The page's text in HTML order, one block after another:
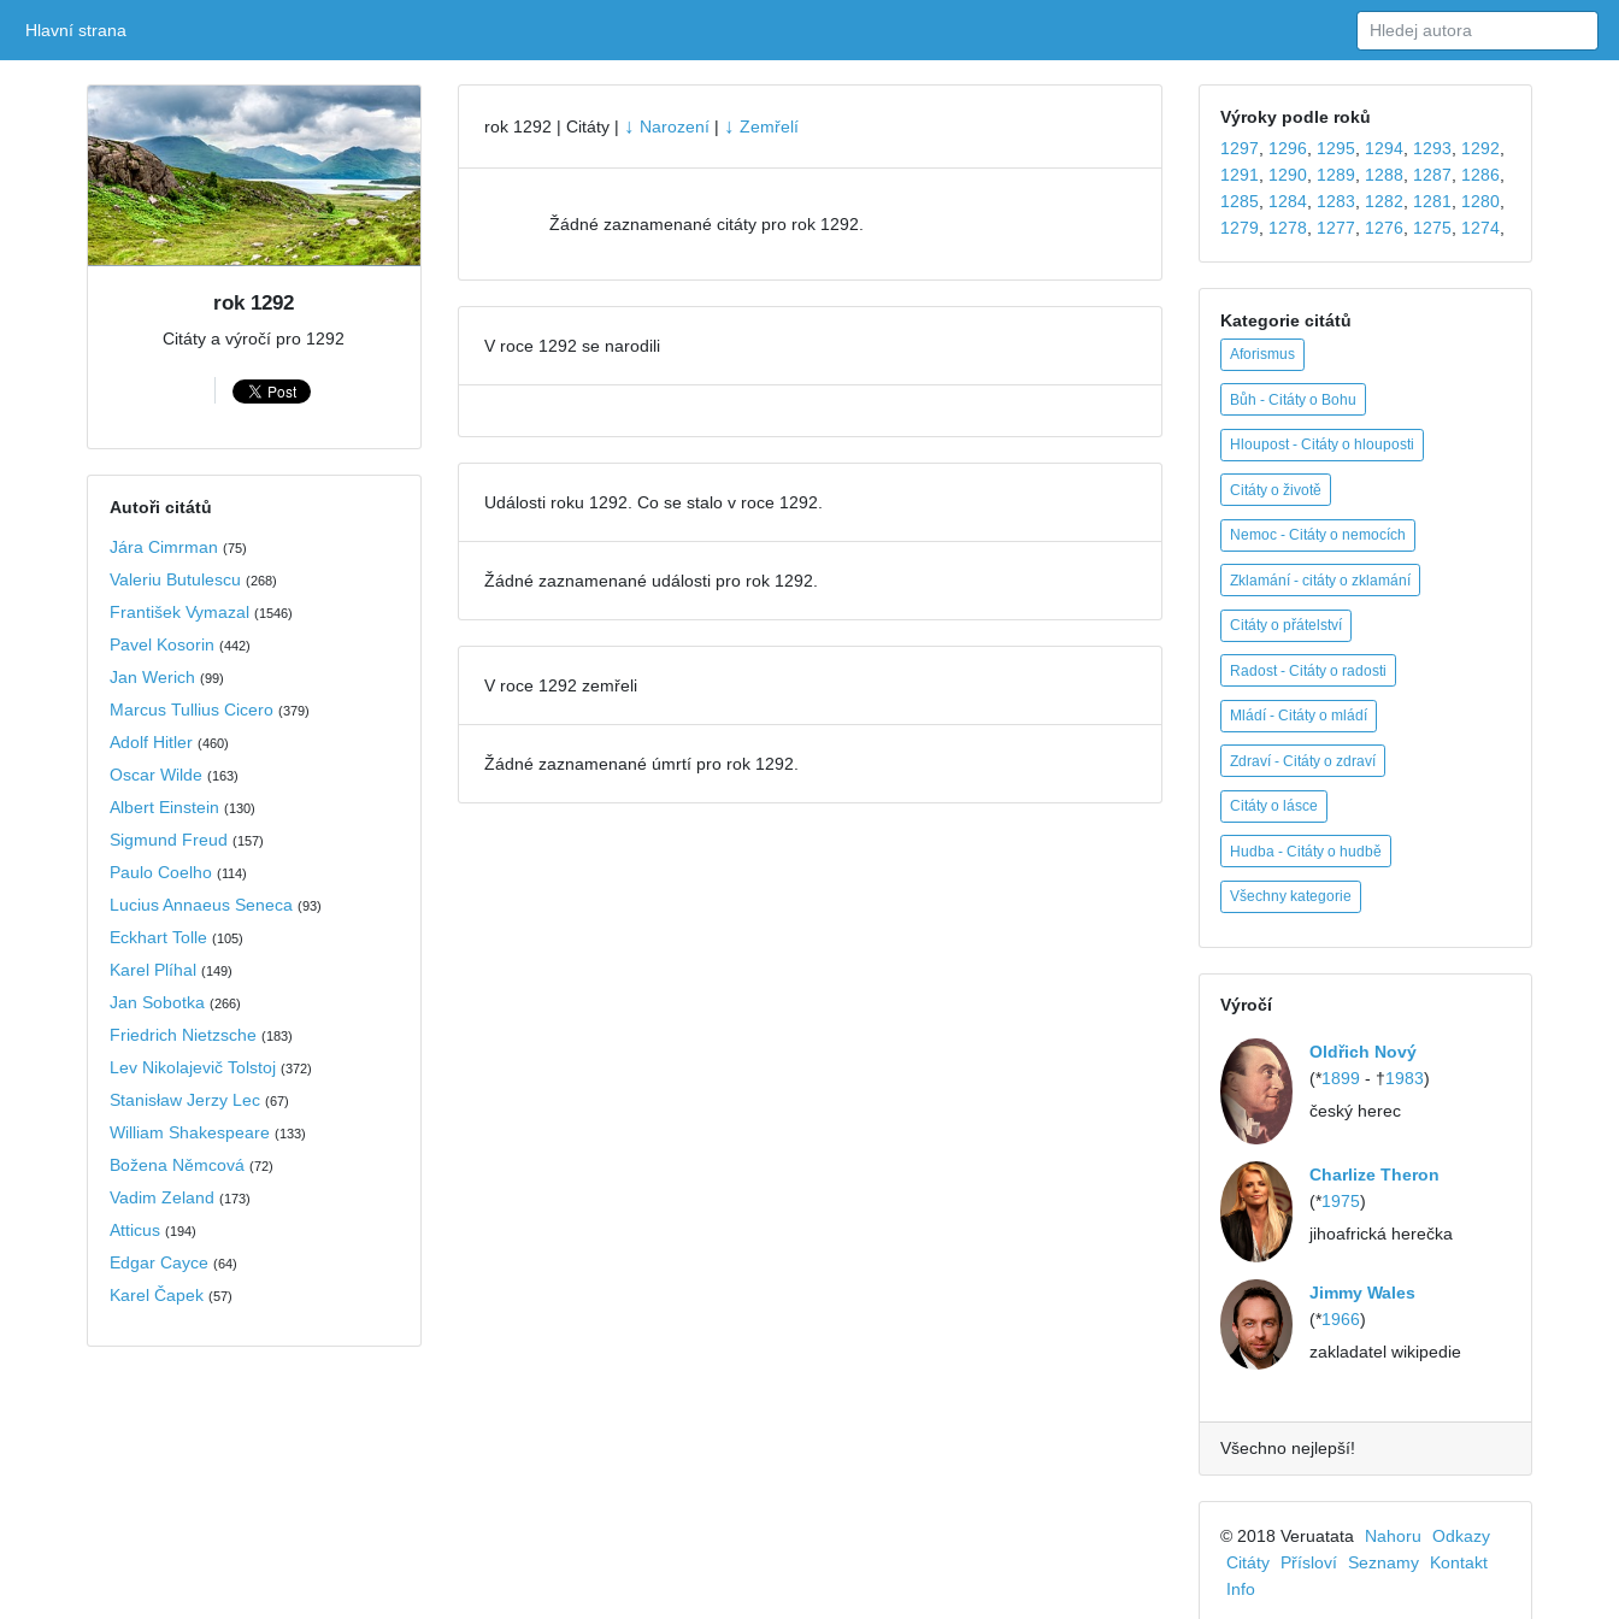
Hlavní strana
rok 1292
Citáty a výročí pro 1292
Autoři citátů
Jára Cimrman (75)
Valeriu Butulescu (268)
František Vymazal (1546)
Pavel Kosorin (442)
Jan Werich (99)
Marcus Tullius Cicero (379)
Adolf Hitler (460)
Oscar Wilde (163)
Albert Einstein (130)
Sigmund Freud (157)
Paulo Coelho (114)
Lucius Annaeus Seneca (93)
Eckhart Tolle (105)
Karel Plíhal (149)
Jan Sobotka (266)
Friedrich Nietzsche (183)
Lev Nikolajevič Tolstoj (372)
Stanisław Jerzy Lec (67)
William Shakespeare (133)
Božena Němcová (72)
Vadim Zeland (173)
Atticus (194)
Edgar Cayce (64)
Karel Čapek (57)
rok 1292 | Citáty | ↓ Narození| ↓ Zemřelí
Žádné zaznamenané citáty pro rok 1292.
V roce 1292 se narodili
Události roku 1292. Co se stalo v roce 1292.
Žádné zaznamenané události pro rok 1292.
V roce 1292 zemřeli
Žádné zaznamenané úmrtí pro rok 1292.
Výroky podle roků
1297
1296 1295 1294 1293 1292
1291
1290 1289 1288 1287 1286
1285 1284 1283 1282 1281 1280
1279
1278 1277 1276 1275 1274
Kategorie citátů
Aforismus
Bůh - Citáty o Bohu
Hloupost - Citáty o hlouposti
Citáty o životě
Nemoc - Citáty o nemocích
Zklamání - citáty o zklamání
Citáty o přátelství
Radost - Citáty o radosti
Mládí - Citáty o mládí
Zdraví - Citáty o zdraví
Citáty o lásce
Hudba - Citáty o hudbě
Všechny kategorie
Výročí
Oldřich Nový
(*1899 - †1983)
český herec
Charlize Theron
(*1975)
jihoafrická herečka
Jimmy Wales
(*1966)
zakladatel wikipedie
Všechno nejlepší!
© 2018 Veruatata Nahoru
Odkazy
Citáty
Přísloví Seznamy
Kontakt
Info